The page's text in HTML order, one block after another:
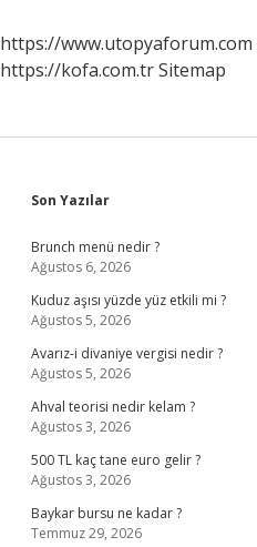
https://www.utopyaforum.com
https://kofa.com.trSitemap
Sidebar
Son Yazılar
Brunch menü nedir ?
Ağustos 6, 2026
Kuduz aşısı yüzde yüz etkili mi ?
Ağustos 5, 2026
Avarız-i divaniye vergisi nedir ?
Ağustos 5, 2026
Ahval teorisi nedir kelam ?
Ağustos 3, 2026
500 TL kaç tane euro gelir ?
Ağustos 3, 2026
Baykar bursu ne kadar ?
Temmuz 29, 2026